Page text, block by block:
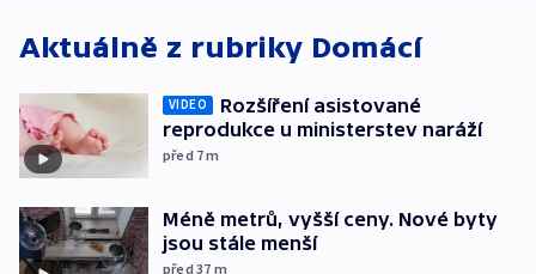
Aktuálně z rubriky Domácí
VIDEO
Rozšíření asistované
reprodukce u ministerstev naráží
před 7m
Méně metrů, vyšší ceny. Nové byty
jsou stále menší
před 37 m